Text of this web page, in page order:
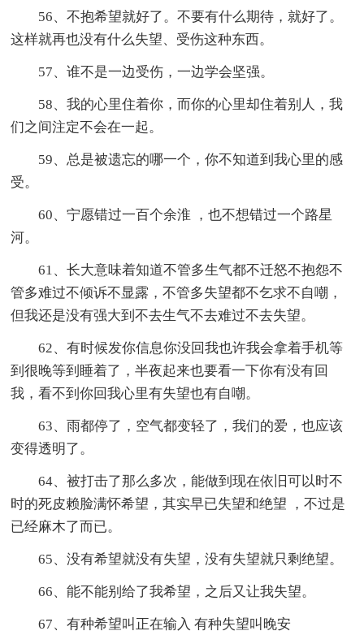
56、不抱希望就好了。不要有什么期待，就好了。
这样就再也没有什么失望、受伤这种东西。
57、谁不是一边受伤，一边学会坚强。
58、我的心里住着你，而你的心里却住着别人，我
们之间注定不会在一起。
59、总是被遗忘的哪一个，你不知道到我心里的感
受。
60、宁愿错过一百个余淮 ，也不想错过一个路星
河。
61、长大意味着知道不管多生气都不迁怒不抱怨不
管多难过不倾诉不显露，不管多失望都不乞求不自嘲，
但我还是没有强大到不去生气不去难过不去失望。
62、有时候发你信息你没回我也许我会拿着手机等
到很晚等到睡着了，半夜起来也要看一下你有没有回
我，看不到你回我心里有失望也有自嘲。
63、雨都停了，空气都变轻了，我们的爱，也应该
变得透明了。
64、被打击了那么多次，能做到现在依旧可以时不
时的死皮赖脸满怀希望，其实早已失望和绝望 ，不过是
已经麻木了而已。
65、没有希望就没有失望，没有失望就只剩绝望。
66、能不能别给了我希望，之后又让我失望。
67、有种希望叫正在输入 有种失望叫晚安